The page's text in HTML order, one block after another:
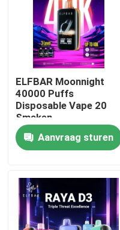
Thuis
Producten
Videos
ELFBAR Moonnight
40000 Puffs
Disposable Vape 20
Smaken
Aanvraag sturen